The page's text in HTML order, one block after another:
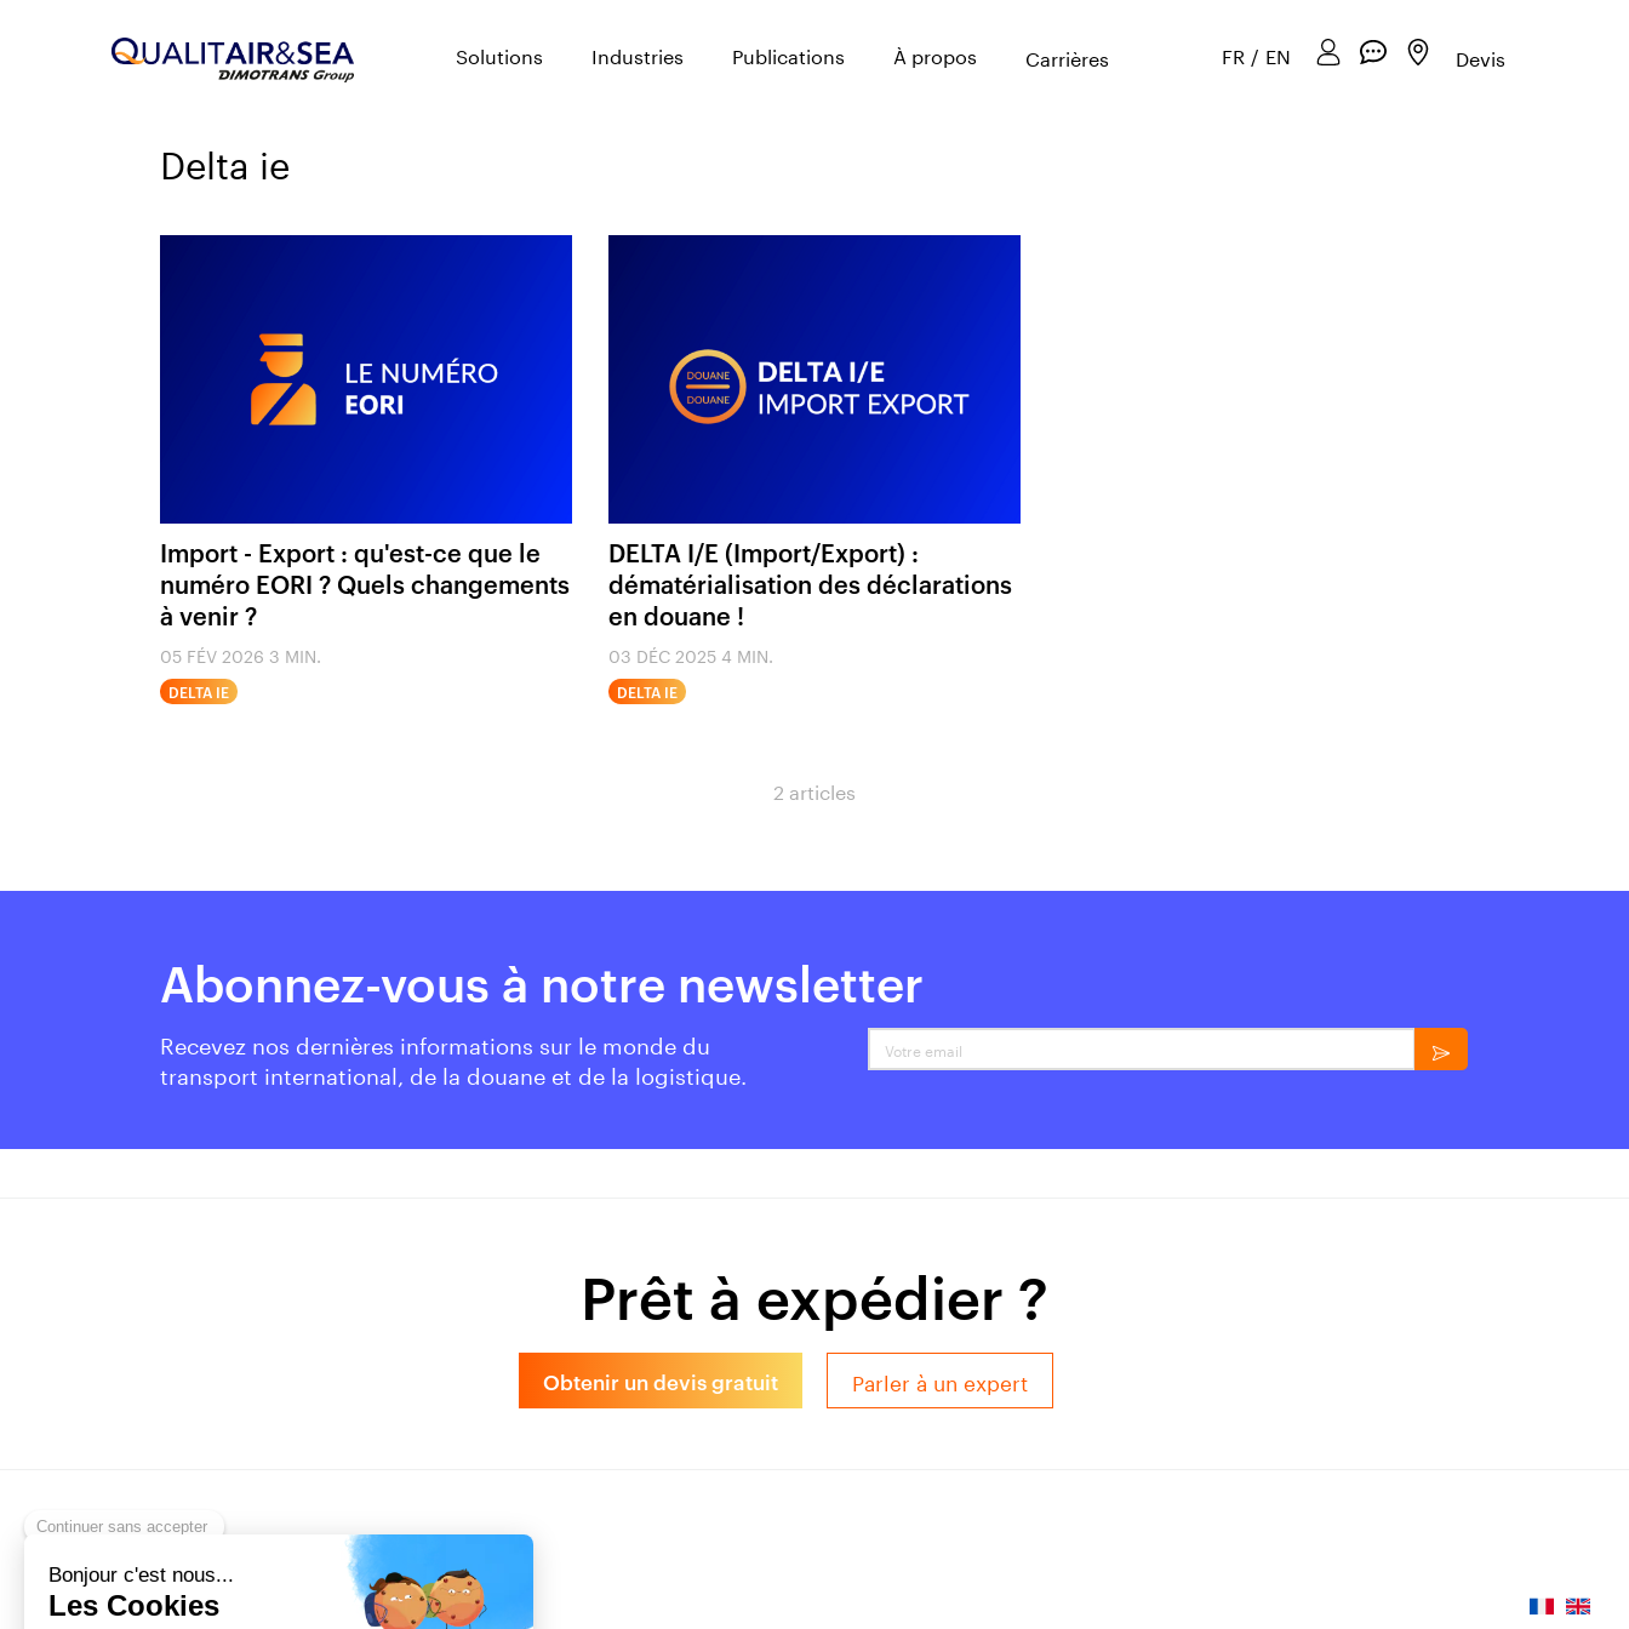
Solutions Industries Publications À propos Carrières FR / EN Devis
Delta ie
Import - Export : qu'est-ce que le
numéro EORI ? Quels changements
à venir ?
05 FÉV 2026 3 MIN.
DELTA IE
DELTA I/E (Import/Export) :
dématérialisation des déclarations
en douane !
03 DÉC 2025 4 MIN.
DELTA IE
2 articles
Abonnez-vous à notre newsletter
Recevez nos dernières informations sur le monde du
transport international, de la douane et de la logistique.
Votre email
Prêt à expédier ?
Obtenir un devis gratuit Parler à un expert